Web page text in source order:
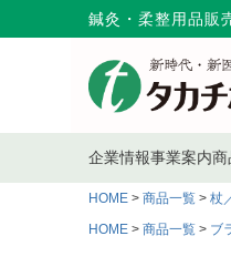
鍼灸・柔整用品販
企業情報
会社概要
事業案内
サプライ事業
商
ブランド
HOME 商品一覧 杖
HOME
商品一覧 ブ